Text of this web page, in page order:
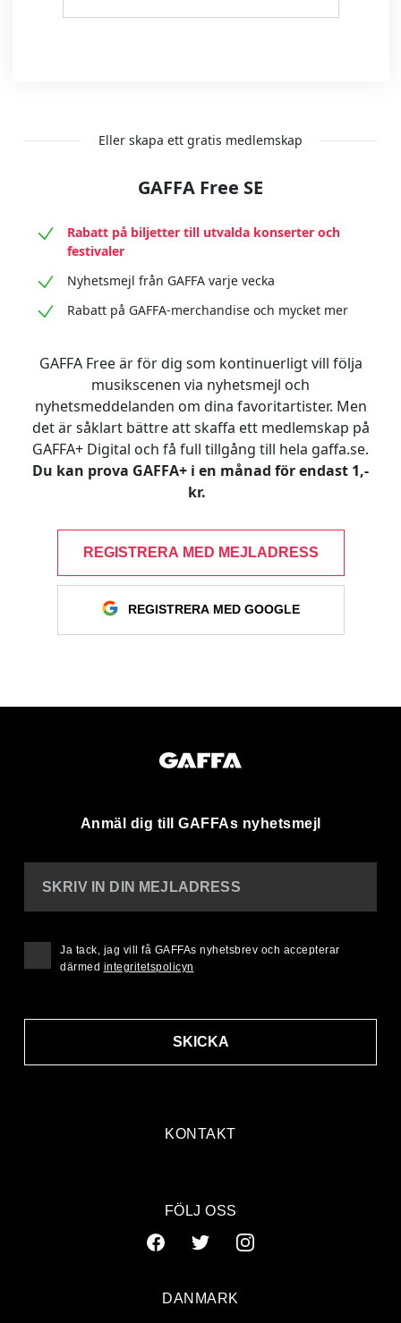
Eller skapa ett gratis medlemskap
GAFFA Free SE
Rabatt på biljetter till utvalda konserter och
festivaler
Nyhetsmejl från GAFFA varje vecka
Rabatt på GAFFA-merchandise och mycket mer
GAFFA Free är för dig som kontinuerligt vill följa
musikscenen via nyhetsmejl och
nyhetsmeddelanden om dina favoritartister. Men
det är såklart bättre att skaffa ett medlemskap på
GAFFA+ Digital och få full tillgång till hela gaffa.se.
Du kan prova GAFFA+ i en månad för endast 1,-
kr.
REGISTRERA MED MEJLADRESS
REGISTRERA MED GOOGLE
Anmäl dig till GAFFAs nyhetsmejl
KONTAKT
SKRIV IN DIN MEJLADRESS
SKICKA
Ja tack, jag vill få GAFFAs nyhetsbrev och accepterar
därmed integritetspolicyn
FÖLJ OSS
DANMARK